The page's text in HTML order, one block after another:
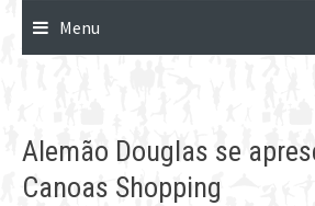
Menu
Alemão Douglas se
Canoas Shopping